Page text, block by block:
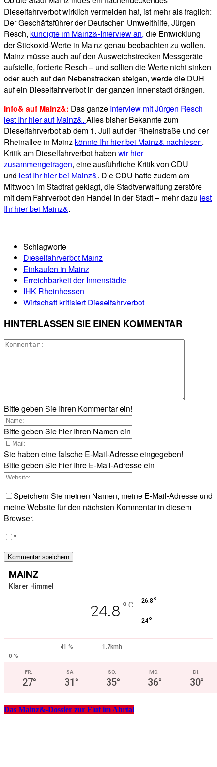
Dieselfahrverbot wirklich vermeiden hat, ist mehr als fraglich:
Der Geschäftsführer der Deutschen Umwelthilfe, Jürgen
Resch, kündigte im Mainz&-Interview an, die Entwicklung
der Stickoxid-Werte in Mainz genau beobachten zu wollen.
Mainz müsse auch auf den Ausweichstrecken Messgeräte
aufstelle, forderte Resch – und sollten die Werte nicht sinken
oder auch auf den Nebenstrecken steigen, werde die DUH
auf ein Dieselfahrverbot in der ganzen Innenstadt drängen.
Info& auf Mainz&: Das ganze Interview mit Jürgen Resch
lest Ihr hier auf Mainz&. Alles bisher Bekannte zum
Dieselfahrverbot ab dem 1. Juli auf der Rheinstraße und der
Rheinallee in Mainz könnte Ihr hier bei Mainz& nachlesen.
Kritik am Dieselfahrverbot haben wir hier
zusammengetragen, eine ausführliche Kritik von CDU
und lest Ihr hier bei Mainz&. Die CDU hatte zudem am
Mittwoch im Stadtrat geklagt, die Stadtverwaltung zerstöre
mit dem Fahrverbot den Handel in der Stadt – mehr dazu lest
Ihr hier bei Mainz&.
Schlagworte
Dieselfahrverbot Mainz
Einkaufen in Mainz
Erreichbarkeit der Innenstädte
IHK Rheinhessen
Wirtschaft kritisiert Dieselfahrverbot
HINTERLASSEN SIE EINEN KOMMENTAR
Bitte geben Sie Ihren Kommentar ein!
Bitte geben Sie hier Ihren Namen ein
Sie haben eine falsche E-Mail-Adresse eingegeben!
Bitte geben Sie hier Ihre E-Mail-Adresse ein
Speichern Sie meinen Namen, meine E-Mail-Adresse und
meine Website für den nächsten Kommentar in diesem
Browser.
*
MAINZ
Klarer Himmel
24.8 ° C 26.8 °
24°
41 %
1.7kmh
0 %
FR.
27°
SA.
31°
SO.
35°
MO.
36°
DI.
30°
Das Mainz&-Dossier zur Flut im Ahrtal